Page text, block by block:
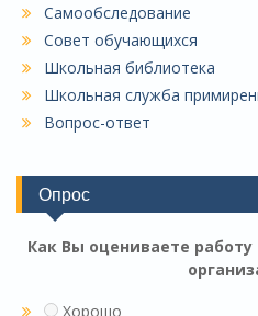
Самообследование
Совет обучающихся
Школьная библиотека
Школьная служба
Вопрос-ответ
Опрос
Как Вы оцениваете
Хорошо